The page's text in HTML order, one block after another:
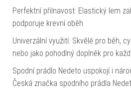
Perfektní přilnavost: Elastický lem
podporuje krevní oběh.
Univerzální využití: Skvělé pro běh,
nebo jako pohodlný doplněk pro
Spodní prádlo Nedeto uspokojí i
Česká značka spodního prádla